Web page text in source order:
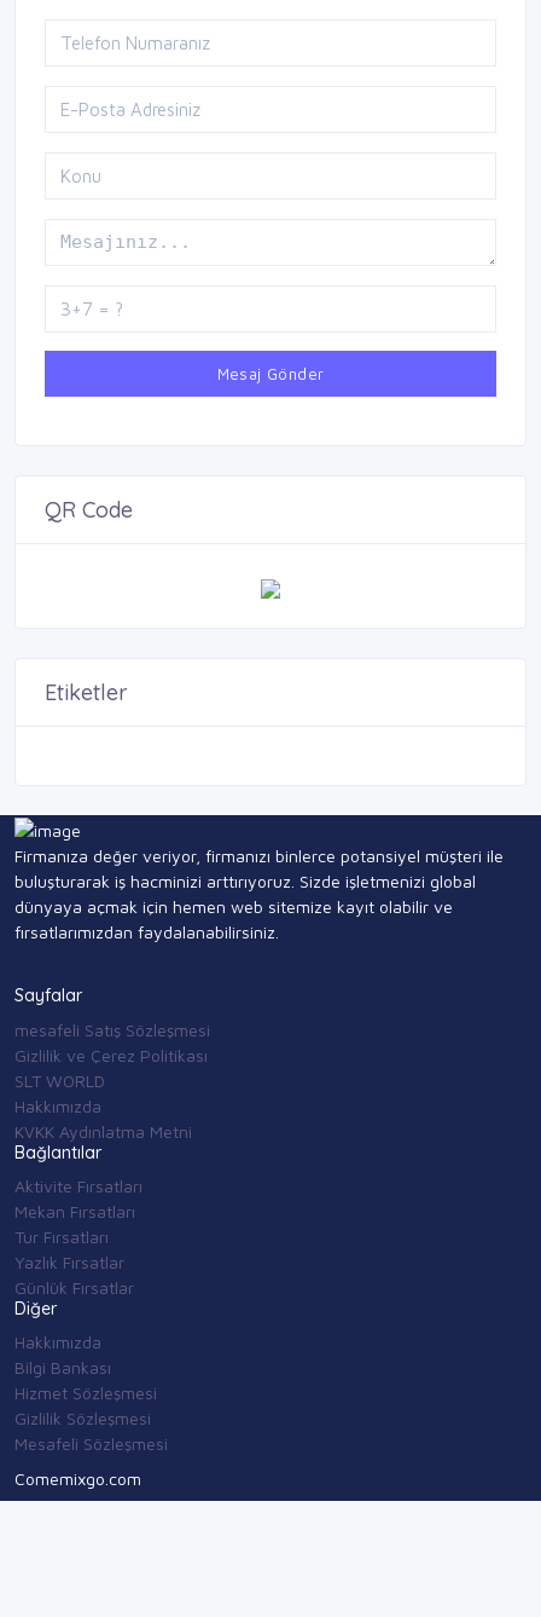
Mesaj Gönder
QR Code
Etiketler
Firmanıza değer veriyor, firmanızı binlerce potansiyel müşteri ile
buluşturarak iş hacminizi arttırıyoruz. Sizde işletmenizi global
dünyaya açmak için hemen web sitemize kayıt olabilir ve
fırsatlarımızdan faydalanabilirsiniz.
Sayfalar
mesafeli Satış Sözleşmesi
Gizlilik ve Çerez Politikası
SLT WORLD
Hakkımızda
KVKK Aydınlatma Metni
Bağlantılar
Aktivite Fırsatları
Mekan Fırsatları
Tur Fırsatları
Yazlık Fırsatlar
Günlük Fırsatlar
Diğer
Hakkımızda
Bilgi Bankası
Hizmet Sözleşmesi
Gizlilik Sözleşmesi
Mesafeli Sözleşmesi
Comemixgo.com